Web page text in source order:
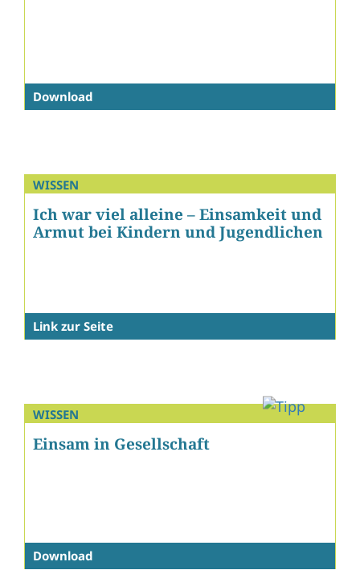
Download
WISSEN
Ich war viel alleine – Einsamkeit und
Armut bei Kindern und Jugendlichen
Link zur Seite
WISSEN
Einsam in Gesellschaft
Download